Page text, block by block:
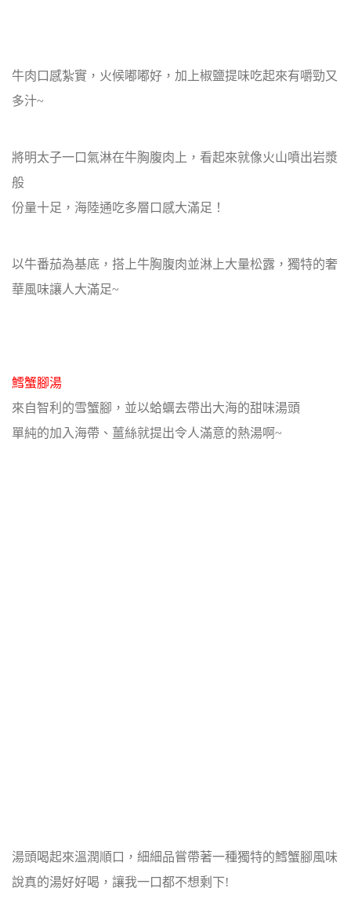
牛肉口感紮實，火候嘟嘟好，加上椒鹽提味吃起來有嚼勁又
多汁~
將明太子一口氣淋在牛胸腹肉上，看起來就像火山噴出岩漿
般
份量十足，海陸通吃多層口感大滿足！
以牛番茄為基底，搭上牛胸腹肉並淋上大量松露，獨特的奢
華風味讓人大滿足~
鱈蟹腳湯
來自智利的雪蟹腳，並以蛤蠣去帶出大海的甜味湯頭
單純的加入海帶、薑絲就提出令人滿意的熱湯啊~
湯頭喝起來溫潤順口，細細品嘗帶著一種獨特的鱈蟹腳風味
說真的湯好好喝，讓我一口都不想剩下!